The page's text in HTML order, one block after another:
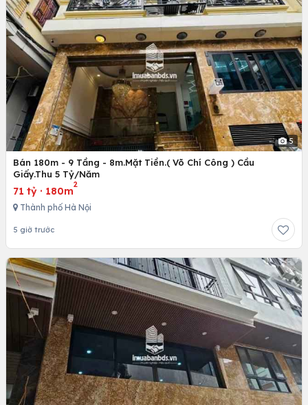
5
Bán 180m - 9 Tầng - 8m.Mặt Tiền.( Võ Chí Công ) Cầu
Giấy.Thu 5 Tỷ/Năm
71 tỷ · 180m
2
Thành phố Hà Nội
5 giờ trước